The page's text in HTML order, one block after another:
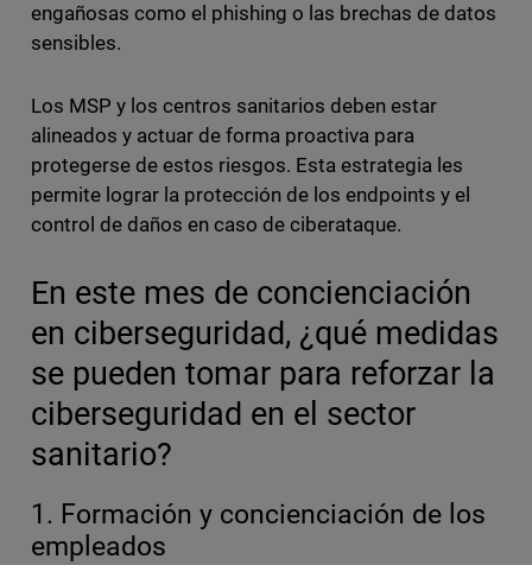
engañosas como el phishing o las brechas de datos
sensibles.
Los MSP y los centros sanitarios deben estar
alineados y actuar de forma proactiva para
protegerse de estos riesgos. Esta estrategia les
permite lograr la protección de los endpoints y el
control de daños en caso de ciberataque.
En este mes de concienciación
en ciberseguridad, ¿qué medidas
se pueden tomar para reforzar la
ciberseguridad en el sector
sanitario?
1. Formación y concienciación de los
empleados